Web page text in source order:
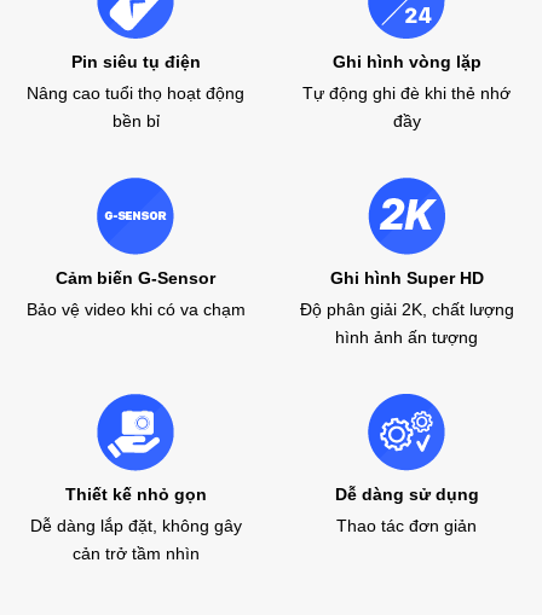
Pin siêu tụ điện
Nâng cao tuổi thọ hoạt động
bền bỉ
Ghi hình vòng lặp
Tự động ghi đè khi thẻ nhớ
đầy
Cảm biến G-Sensor
Bảo vệ video khi có va chạm
Ghi hình Super HD
Độ phân giải 2K, chất lượng
hình ảnh ấn tượng
Thiết kế nhỏ gọn
Dễ dàng lắp đặt, không gây
cản trở tầm nhìn
Dễ dàng sử dụng
Thao tác đơn giản